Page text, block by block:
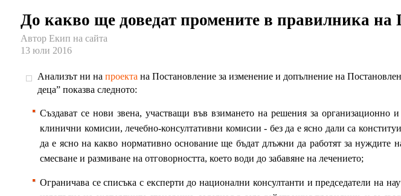
До какво ще доведат промените в правилника
Автор Екип на сайта
13 юли 2016
Анализът ни на проекта на Постановление за изменение и допълнение на
деца” показва следното:
Създават се нови звена, участващи във взимането на решения за
клинични комисии, лечебно-консултативни комисии - без да е ясно дали са
да е ясно на какво нормативно основание ще бъдат длъжни да работят за
смесване и размиване на отговорността, което води до забавяне на лечението;
Ограничава се списъка с експерти до национални консултанти и председатели на